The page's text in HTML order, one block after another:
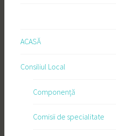
ACASĂ
Consiliul Local
Componență
Comisii de specialitate